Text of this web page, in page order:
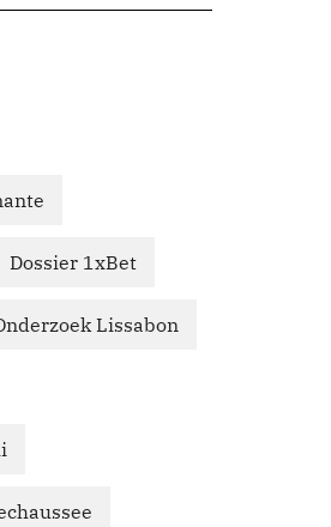
Dossier 1xBet
Lissabon